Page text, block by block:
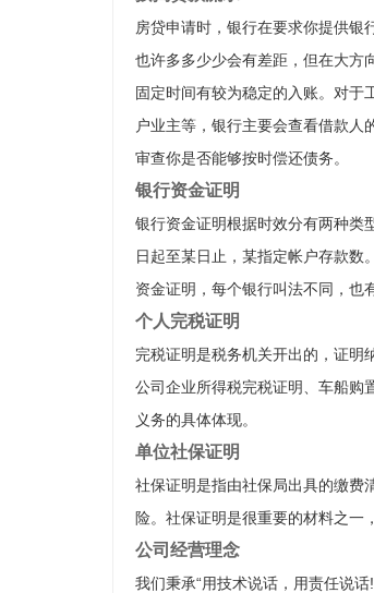
房贷申请时，银行在要求你提供银
也许多多少少会有差距，但在大方
固定时间有较为稳定的入账。对于
户业主等，银行主要会查看借款人
审查你是否能够按时偿还债务。
银行资金证明
银行资金证明根据时效分有两种类
日起至某日止，某指定帐户存款数
资金证明，每个银行叫法不同，也
个人完税证明
完税证明是税务机关开出的，证明
公司企业所得税完税证明、车船购
义务的具体体现。
单位社保证明
社保证明是指由社保局出具的缴费
险。社保证明是很重要的材料之一
公司经营理念
我们秉承“用技术说话，用责任说